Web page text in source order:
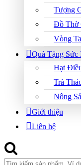
Tượng
Đồ Thờ
Vòng
Quà Tặng Sức
Hạt
Trà
Nông
Giới thiệu
Liên hệ
Search